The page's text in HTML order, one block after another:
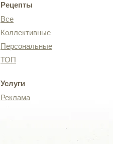
Рецепты
Все
Коллективные
Персональные
ТОП
Услуги
Реклама